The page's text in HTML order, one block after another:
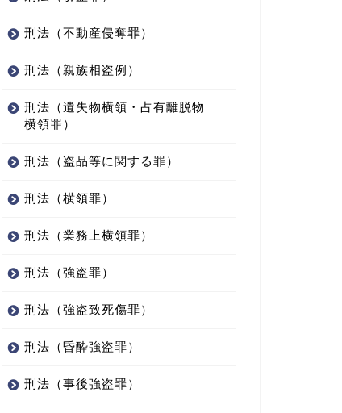
刑法（不動産侵奪罪）
刑法（親族相盗例）
刑法（遺失物横領・占有離脱物
横領罪）
刑法（盗品等に関する罪）
刑法（横領罪）
刑法（業務上横領罪）
刑法（強盗罪）
刑法（強盗致死傷罪）
刑法（昏酔強盗罪）
刑法（事後強盗罪）